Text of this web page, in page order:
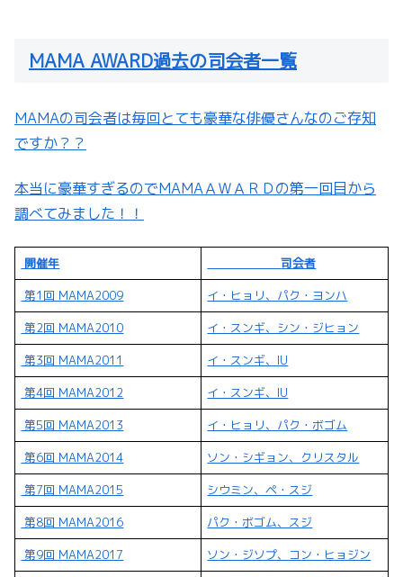
MAMA AWARD過去の司会者一覧
MAMAの司会者は毎回とても豪華な俳優さんなのご存知
ですか？？
本当に豪華すぎるのでMAMAＡＷＡＲＤの第一回目から
調べてみました！！
開催年
司会者
第1回 MAMA2009
イ・ヒョリ、パク・ヨンハ
第2回 MAMA2010
イ・スンギ、シン・ジヒョン
第3回 MAMA2011
イ・スンギ、IU
第4回 MAMA2012
イ・スンギ、IU
第5回 MAMA2013
イ・ヒョリ、パク・ボゴム
第6回 MAMA2014
ソン・シギョン、クリスタル
第7回 MAMA2015
シウミン、ペ・スジ
第8回 MAMA2016
パク・ボゴム、スジ
第9回 MAMA2017
ソン・ジソプ、コン・ヒョジン